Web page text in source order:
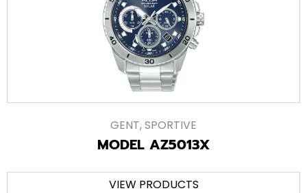
GENT,SPORTIVE
MODEL AZ5013X
VIEW PRODUCTS